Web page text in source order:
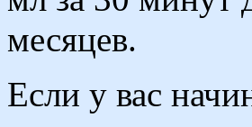
месяцев.
Если у вас